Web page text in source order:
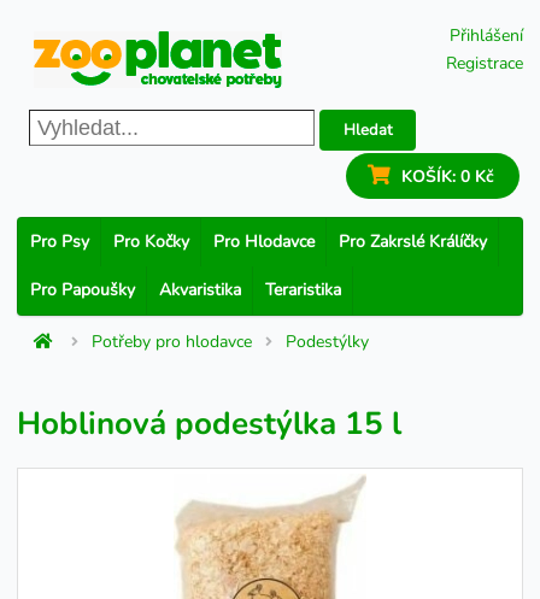
Přihlášení
Registrace
Hledat
KOŠÍK: 0 Kč
Pro Psy Pro Kočky Pro Hlodavce Pro Zakrslé Králíčky
Pro Papoušky Akvaristika Teraristika
Potřeby pro hlodavce Podestýlky
Hoblinová podestýlka 15 l